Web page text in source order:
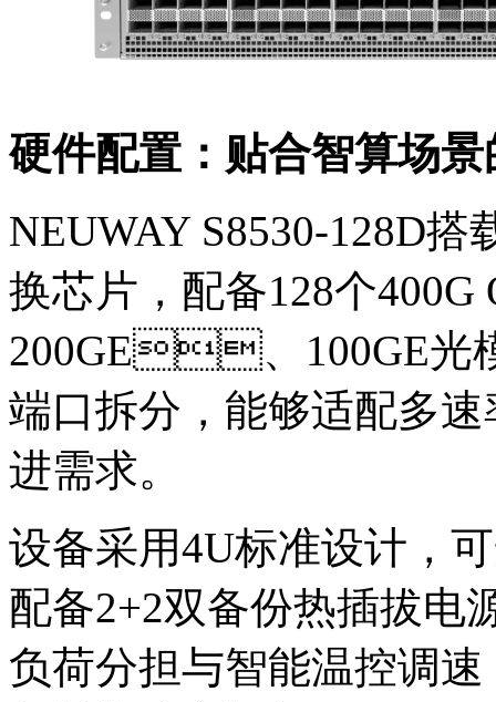
硬件配置：贴合智算场
NEUWAY S8530-128D搭
换芯片，配备128个
200GE、100GE光模
端口拆分，能够适配多
进需求。
设备采用4U标准设计
配备2+2双备份热插拔电
负荷分担与智能温控调速